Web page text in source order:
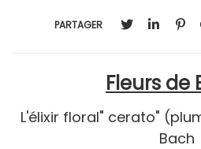
PARTAGER
Fleurs de
L'élixir floral" cerato"
Bach